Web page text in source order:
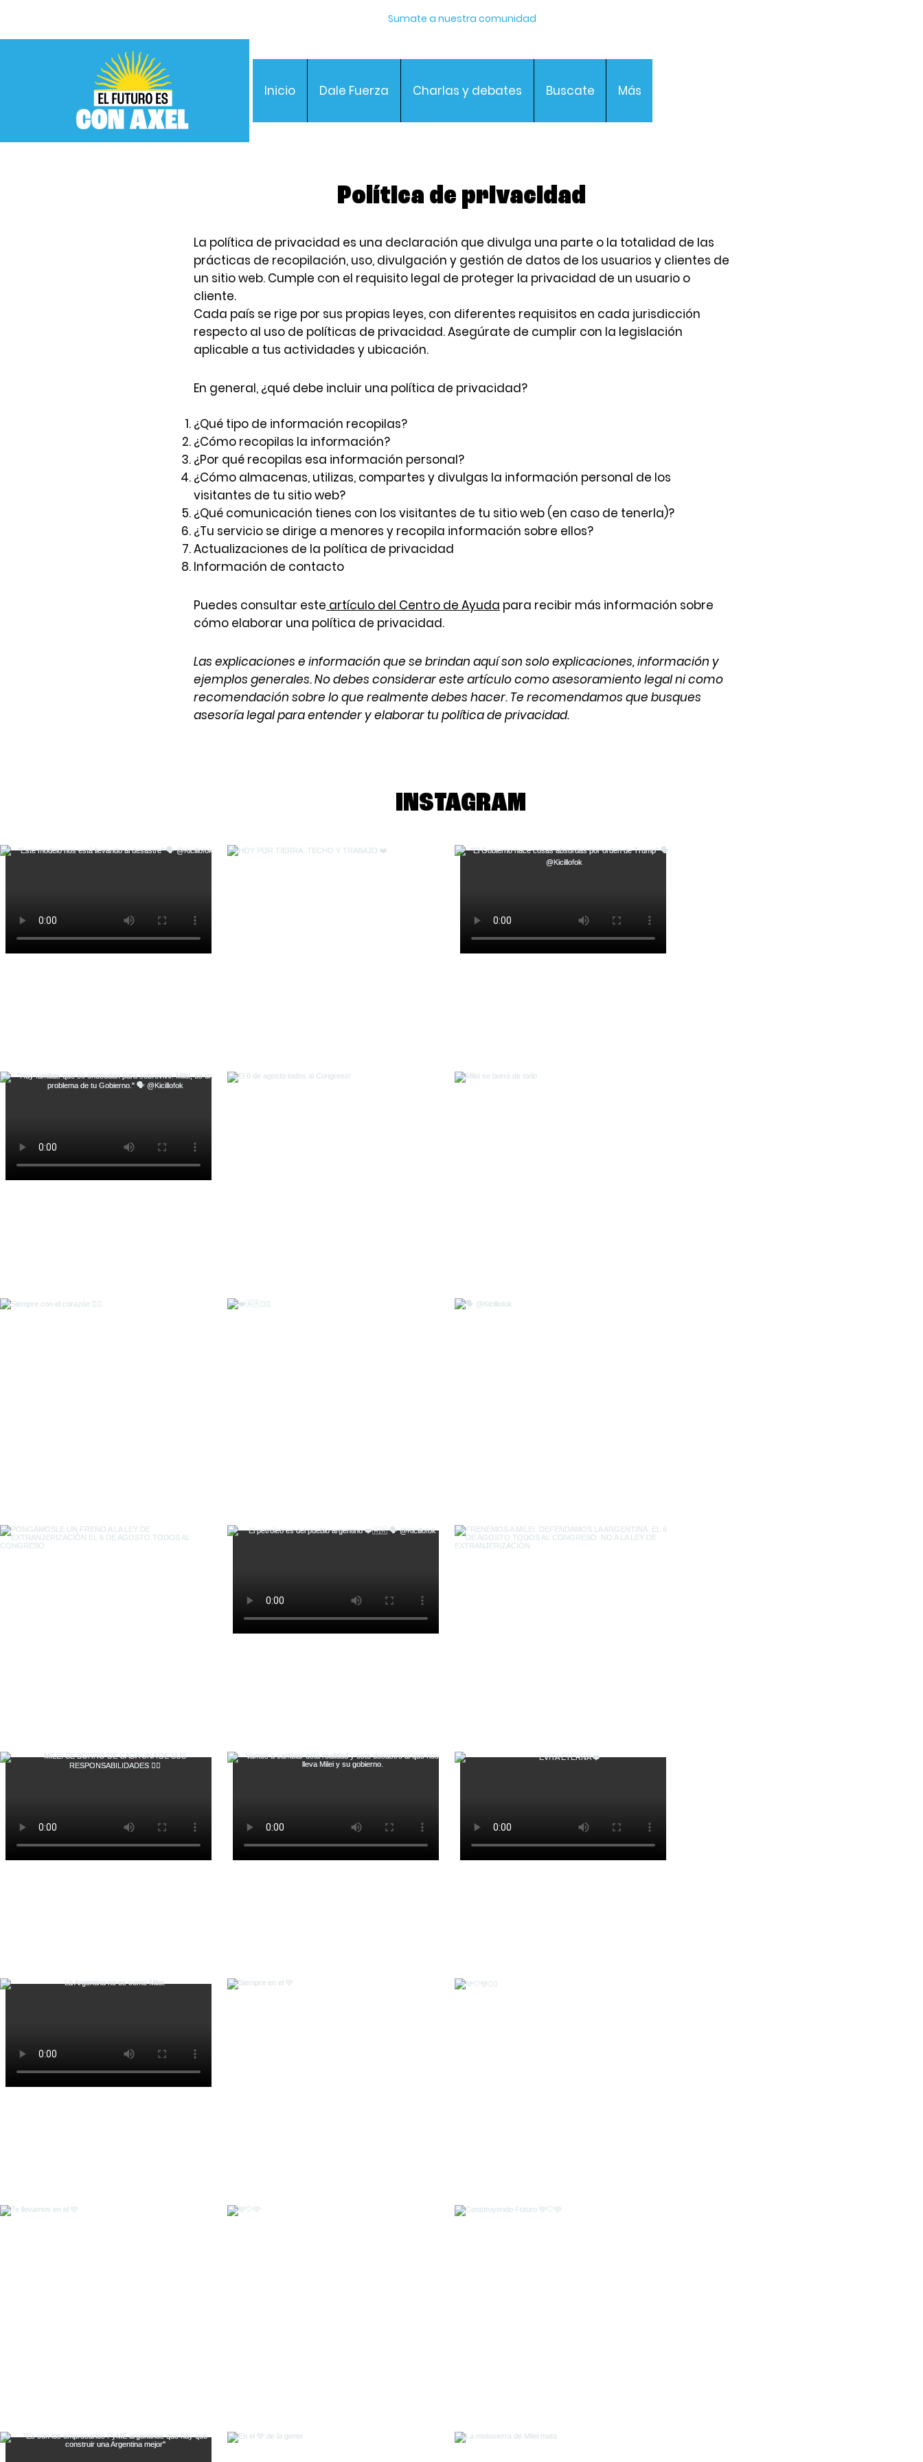
Sumate a nuestra comunidad
Inicio Dale Fuerza Charlas y debates Buscate Más
Política de privacidad
La política de privacidad es una declaración que divulga una parte o la totalidad de las
prácticas de recopilación, uso, divulgación y gestión de datos de los usuarios y clientes de
un sitio web. Cumple con el requisito legal de proteger la privacidad de un usuario o
cliente.
Cada país se rige por sus propias leyes, con diferentes requisitos en cada jurisdicción
respecto al uso de políticas de privacidad. Asegúrate de cumplir con la legislación
aplicable a tus actividades y ubicación.
En general, ¿qué debe incluir una política de privacidad?
¿Qué tipo de información recopilas?
¿Cómo recopilas la información?
¿Por qué recopilas esa información personal?
¿Cómo almacenas, utilizas, compartes y divulgas la información personal de los
visitantes de tu sitio web?
¿Qué comunicación tienes con los visitantes de tu sitio web (en caso de tenerla)?
¿Tu servicio se dirige a menores y recopila información sobre ellos?
Actualizaciones de la política de privacidad
Información de contacto
Puedes consultar este artículo del Centro de Ayuda para recibir más información sobre
cómo elaborar una política de privacidad.
Las explicaciones e información que se brindan aquí son solo explicaciones, información y
ejemplos generales. No debes considerar este artículo como asesoramiento legal ni como
recomendación sobre lo que realmente debes hacer. Te recomendamos que busques
asesoría legal para entender y elaborar tu política de privacidad.
INSTAGRAM